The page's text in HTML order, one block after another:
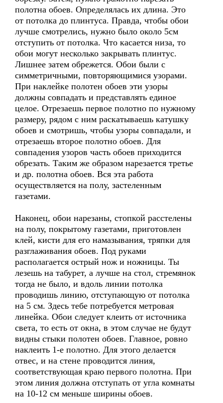
полотна обоев. Определялась их длина. Это
от потолка до плинтуса. Правда, чтобы обои
лучше смотрелись, нужно было около 5см
отступить от потолка. Что касается низа, то
обои могут несколько закрывать плинтус.
Лишнее затем обрежется. Обои были с
симметричными, повторяющимися узорами.
При наклейке полотен обоев эти узоры
должны совпадать и представлять единое
целое. Отрезаешь первое полотно по нужному
размеру, рядом с ним раскатываешь катушку
обоев и смотришь, чтобы узоры совпадали, и
отрезаешь второе полотно обоев. Для
совпадения узоров часть обоев приходится
обрезать. Таким же образом нарезается третье
и др. полотна обоев. Вся эта работа
осуществляется на полу, застеленным
газетами.
Наконец, обои нарезаны, стопкой расстелены
на полу, покрытому газетами, приготовлен
клей, кисти для его намазывания, тряпки для
разглаживания обоев. Под руками
располагается острый нож и ножницы. Ты
лезешь на табурет, а лучше на стол, стремянок
тогда не было, и вдоль линии потолка
проводишь линию, отступающую от потолка
на 5 см. Здесь тебе потребуется метровая
линейка. Обои следует клеить от источника
света, то есть от окна, в этом случае не будут
видны стыки полотен обоев. Главное, ровно
наклеить 1-е полотно. Для этого делается
отвес, и на стене проводится линия,
соответствующая краю первого полотна. При
этом линия должна отступать от угла комнаты
на 10-12 см меньше ширины обоев.